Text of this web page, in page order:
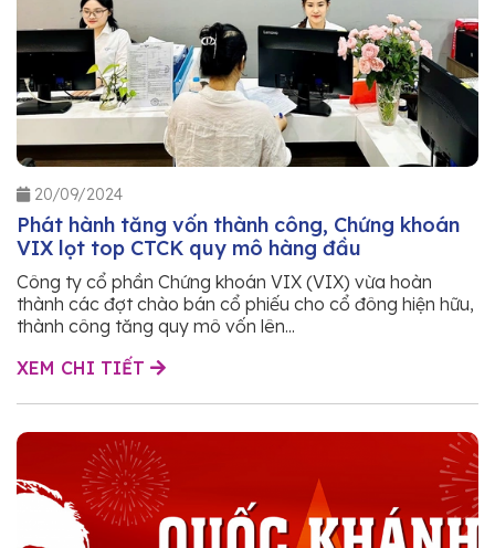
20/09/2024
Phát hành tăng vốn thành công, Chứng khoán
VIX lọt top CTCK quy mô hàng đầu
Công ty cổ phần Chứng khoán VIX (VIX) vừa hoàn
thành các đợt chào bán cổ phiếu cho cổ đông hiện hữu,
thành công tăng quy mô vốn lên...
XEM CHI TIẾT